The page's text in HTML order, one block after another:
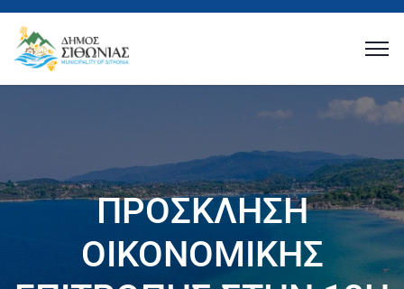
ΠΡΟΣΚΛΗΣΗ
ΟΙΚΟΝΟΜΙΚΗΣ